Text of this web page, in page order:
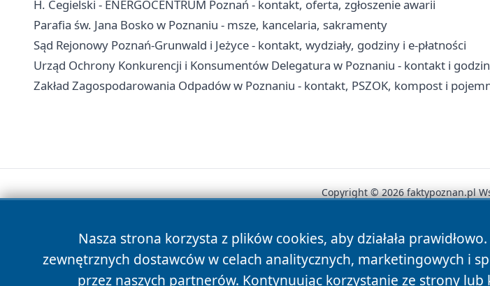
H. Cegielski - ENERGOCENTRUM Poznań - kontakt, oferta, zgłoszenie awarii
Parafia św. Jana Bosko w Poznaniu - msze, kancelaria, sakramenty
Sąd Rejonowy Poznań-Grunwald i Jeżyce - kontakt, wydziały, godziny i e-płatności
Urząd Ochrony Konkurencji i Konsumentów Delegatura w Poznaniu - kontakt i
Zakład Zagospodarowania Odpadów w Poznaniu - kontakt, PSZOK, kompost i
Nasza strona korzysta z plików cookies, aby działała
zewnętrznych dostawców w celach analitycznych, marketingowych i
przez naszych partnerów. Kontynuując korzystanie ze strony
Copyright © 2026 faktypoznan.pl
News Autorzy Polityka